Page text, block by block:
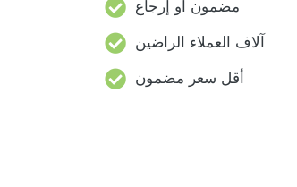
مضمون أو إرجاع
آلاف العملاء الراضين
أقل سعر مضمون